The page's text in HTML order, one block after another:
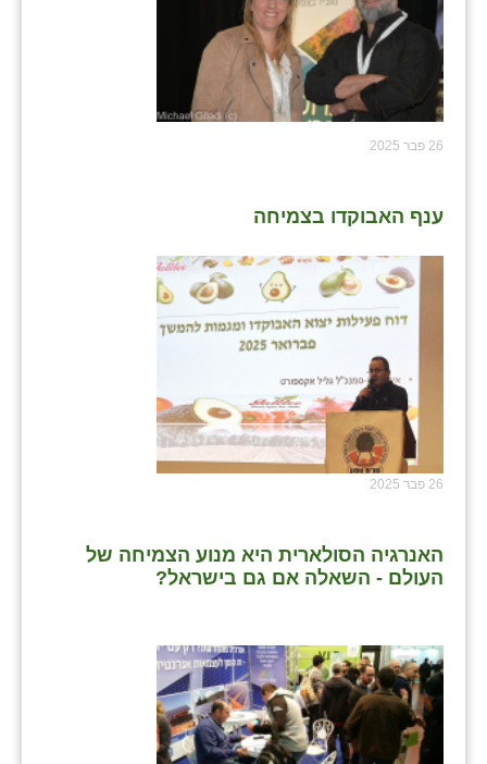
26 פבר 2025
ענף האבוקדו בצמיחה
26 פבר 2025
האנרגיה הסולארית היא מנוע הצמיחה של
העולם - השאלה אם גם בישראל?